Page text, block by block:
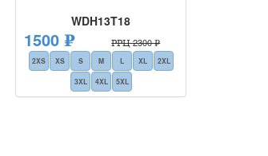
WDH13T18
1500 ₽ РРЦ 2300 ₽
2XS XS S M L XL
2XL
3XL
4XL 5XL